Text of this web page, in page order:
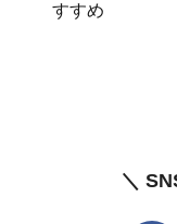
すすめ
＼